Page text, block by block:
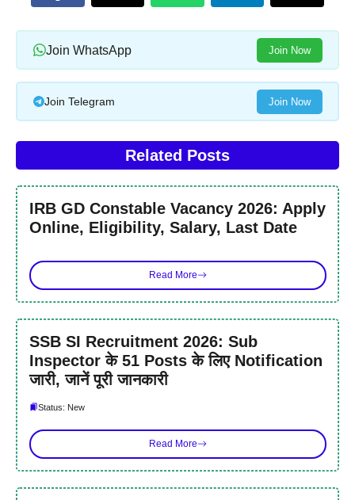
Join WhatsApp Join Now
Join Telegram Join Now
Related Posts
IRB GD Constable Vacancy 2026: Apply
Online, Eligibility, Salary, Last Date
Read More
SSB SI Recruitment 2026: Sub
Inspector के 51 Posts के लिए Notification
जारी, जानें पूरी जानकारी
Status: New
Read More